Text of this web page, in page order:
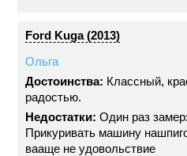
Ford Kuga (2013)
Ольга
Достоинства: Классный,
радостью.
Недостатки: Один раз
Прикуривать машину
вааще не удовольствие